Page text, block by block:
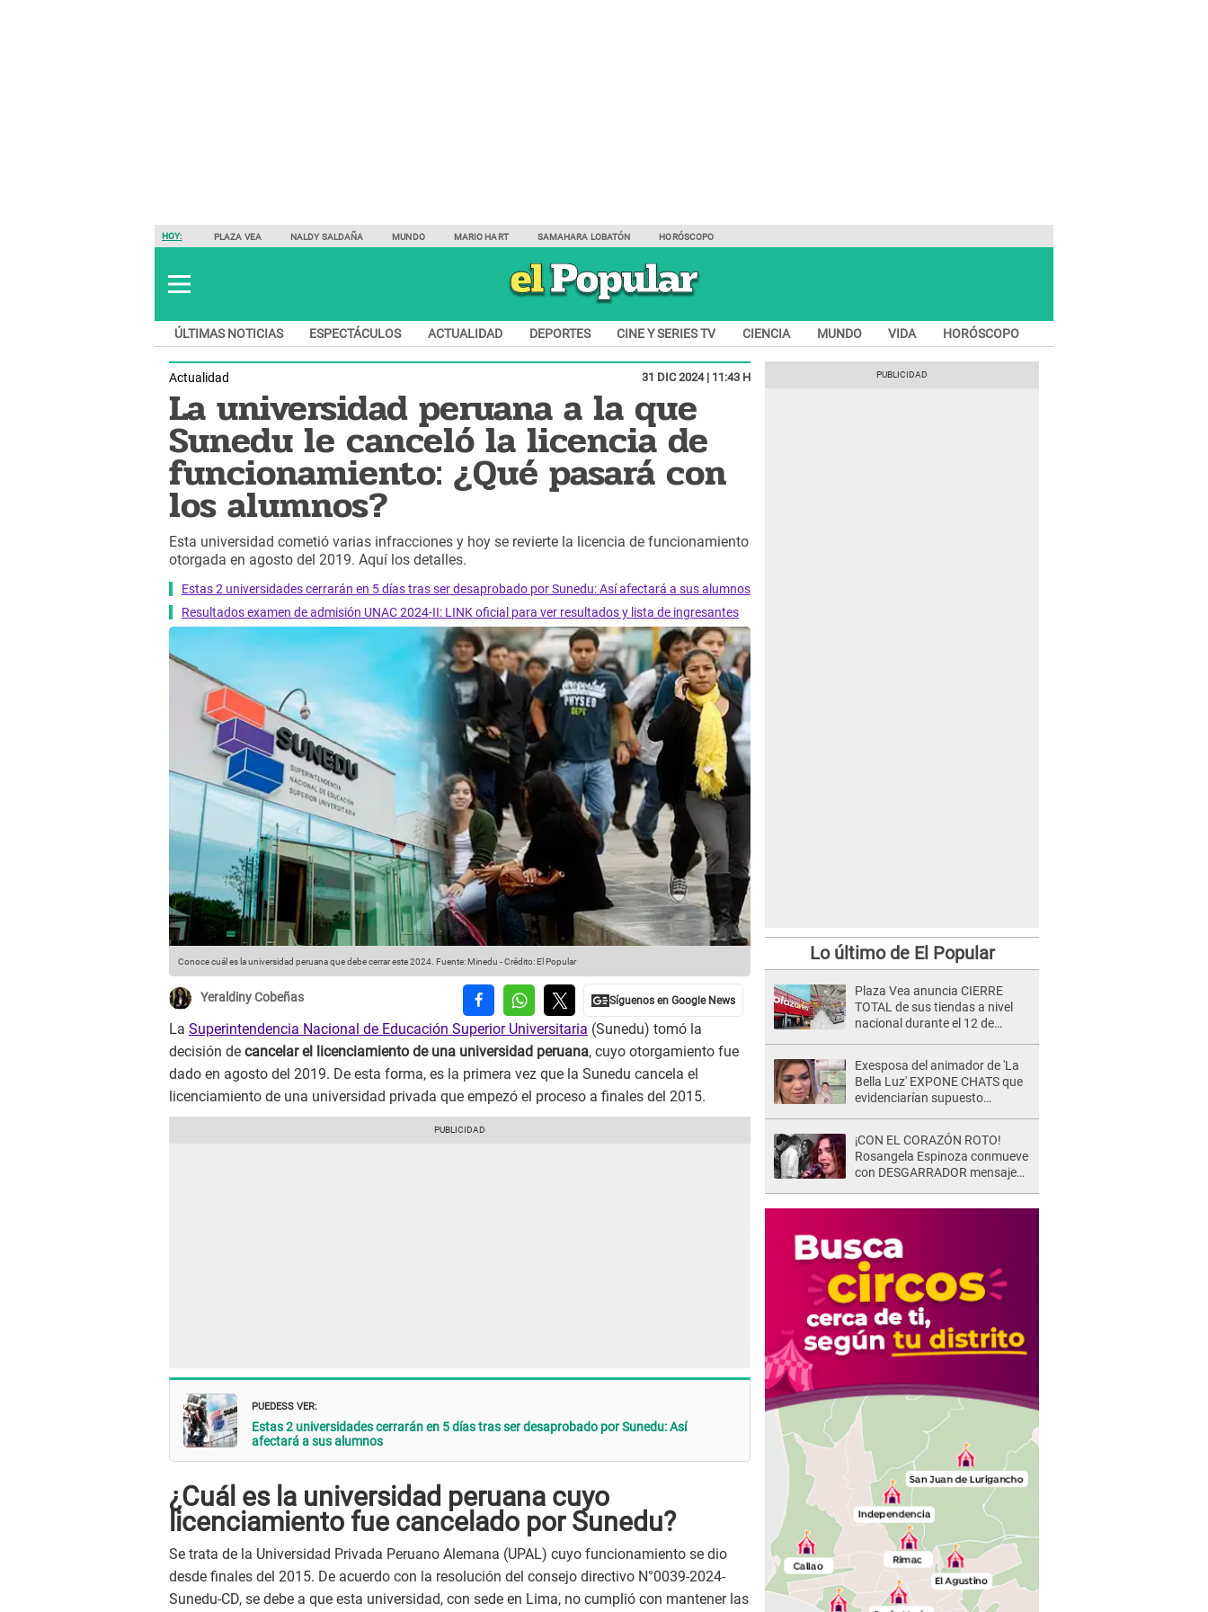
HOY: PLAZA VEA NALDY SALDAÑA MUNDO MARIO HART SAMAHARA LOBATÓN HORÓSCOPO
ÚLTIMAS NOTICIAS ESPECTÁCULOS ACTUALIDAD DEPORTES CINE Y SERIES TV CIENCIA MUNDO VIDA HORÓSCOPO
Actualidad 31 DIC 2024 | 11:43 H
La universidad peruana a la que
Sunedu le canceló la licencia de
funcionamiento: ¿Qué pasará con
los alumnos?
Esta universidad cometió varias infracciones y hoy se revierte la licencia de funcionamiento
otorgada en agosto del 2019. Aquí los detalles.
Estas 2 universidades cerrarán en 5 días tras ser desaprobado por Sunedu: Así afectará a sus alumnos
Resultados examen de admisión UNAC 2024-II: LINK oficial para ver resultados y lista de ingresantes
Conoce cuál es la universidad peruana que debe cerrar este 2024. Fuente: Minedu -Crédito: El Popular
Yeraldiny Cobeñas
La Superintendencia Nacional de Educación Superior Universitaria (Sunedu) tomó la
decisión de cancelar el licenciamiento de una universidad peruana, cuyo otorgamiento fue
dado en agosto del 2019. De esta forma, es la primera vez que la Sunedu cancela el
licenciamiento de una universidad privada que empezó el proceso a finales del 2015.
PUEDESS VER:
Estas 2 universidades cerrarán en 5 días tras ser desaprobado por Sunedu: Así
afectará a sus alumnos
¿Cuál es la universidad peruana cuyo
licenciamiento fue cancelado por Sunedu?
Se trata de la Universidad Privada Peruano Alemana (UPAL) cuyo funcionamiento se dio
desde finales del 2015. De acuerdo con la resolución del consejo directivo N°0039-2024-
Sunedu-CD, se debe a que esta universidad, con sede en Lima, no cumplió con mantener las
Lo último de El Popular
Plaza Vea anuncia CIERRE
TOTAL de sus tiendas a nivel
nacional durante el 12 de
Exesposa del animador de 'La
Bella Luz' EXPONE CHATS que
evidenciarían supuesto
Saldaña, pese a tener pareja
¡CON EL CORAZÓN ROTO!
Rosangela Espinoza conmueve
con DESGARRADOR mensaje